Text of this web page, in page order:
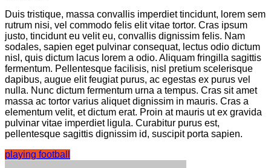
Duis tristique, massa convallis imperdiet tincidunt, lorem sem
rutrum nisi, vel commodo felis elit vitae tortor. Cras ipsum
justo, tincidunt eu velit eu, convallis dignissim felis. Nam
sodales, sapien eget pulvinar consequat, lectus odio dictum
nisl, quis dictum lacus lorem a odio. Aliquam fringilla sagittis
fermentum. Pellentesque facilisis, nisl pretium scelerisque
dapibus, augue elit feugiat purus, ac egestas ex purus vel
nulla. Nunc dictum fermentum urna a tempus. Cras sit amet
massa ac tortor varius aliquet dignissim in mauris. Cras a
elementum velit, et dictum erat. Proin at mauris ut ex gravida
pulvinar vitae imperdiet ligula. Curabitur purus est,
pellentesque sagittis dignissim id, suscipit porta sapien.
playing football